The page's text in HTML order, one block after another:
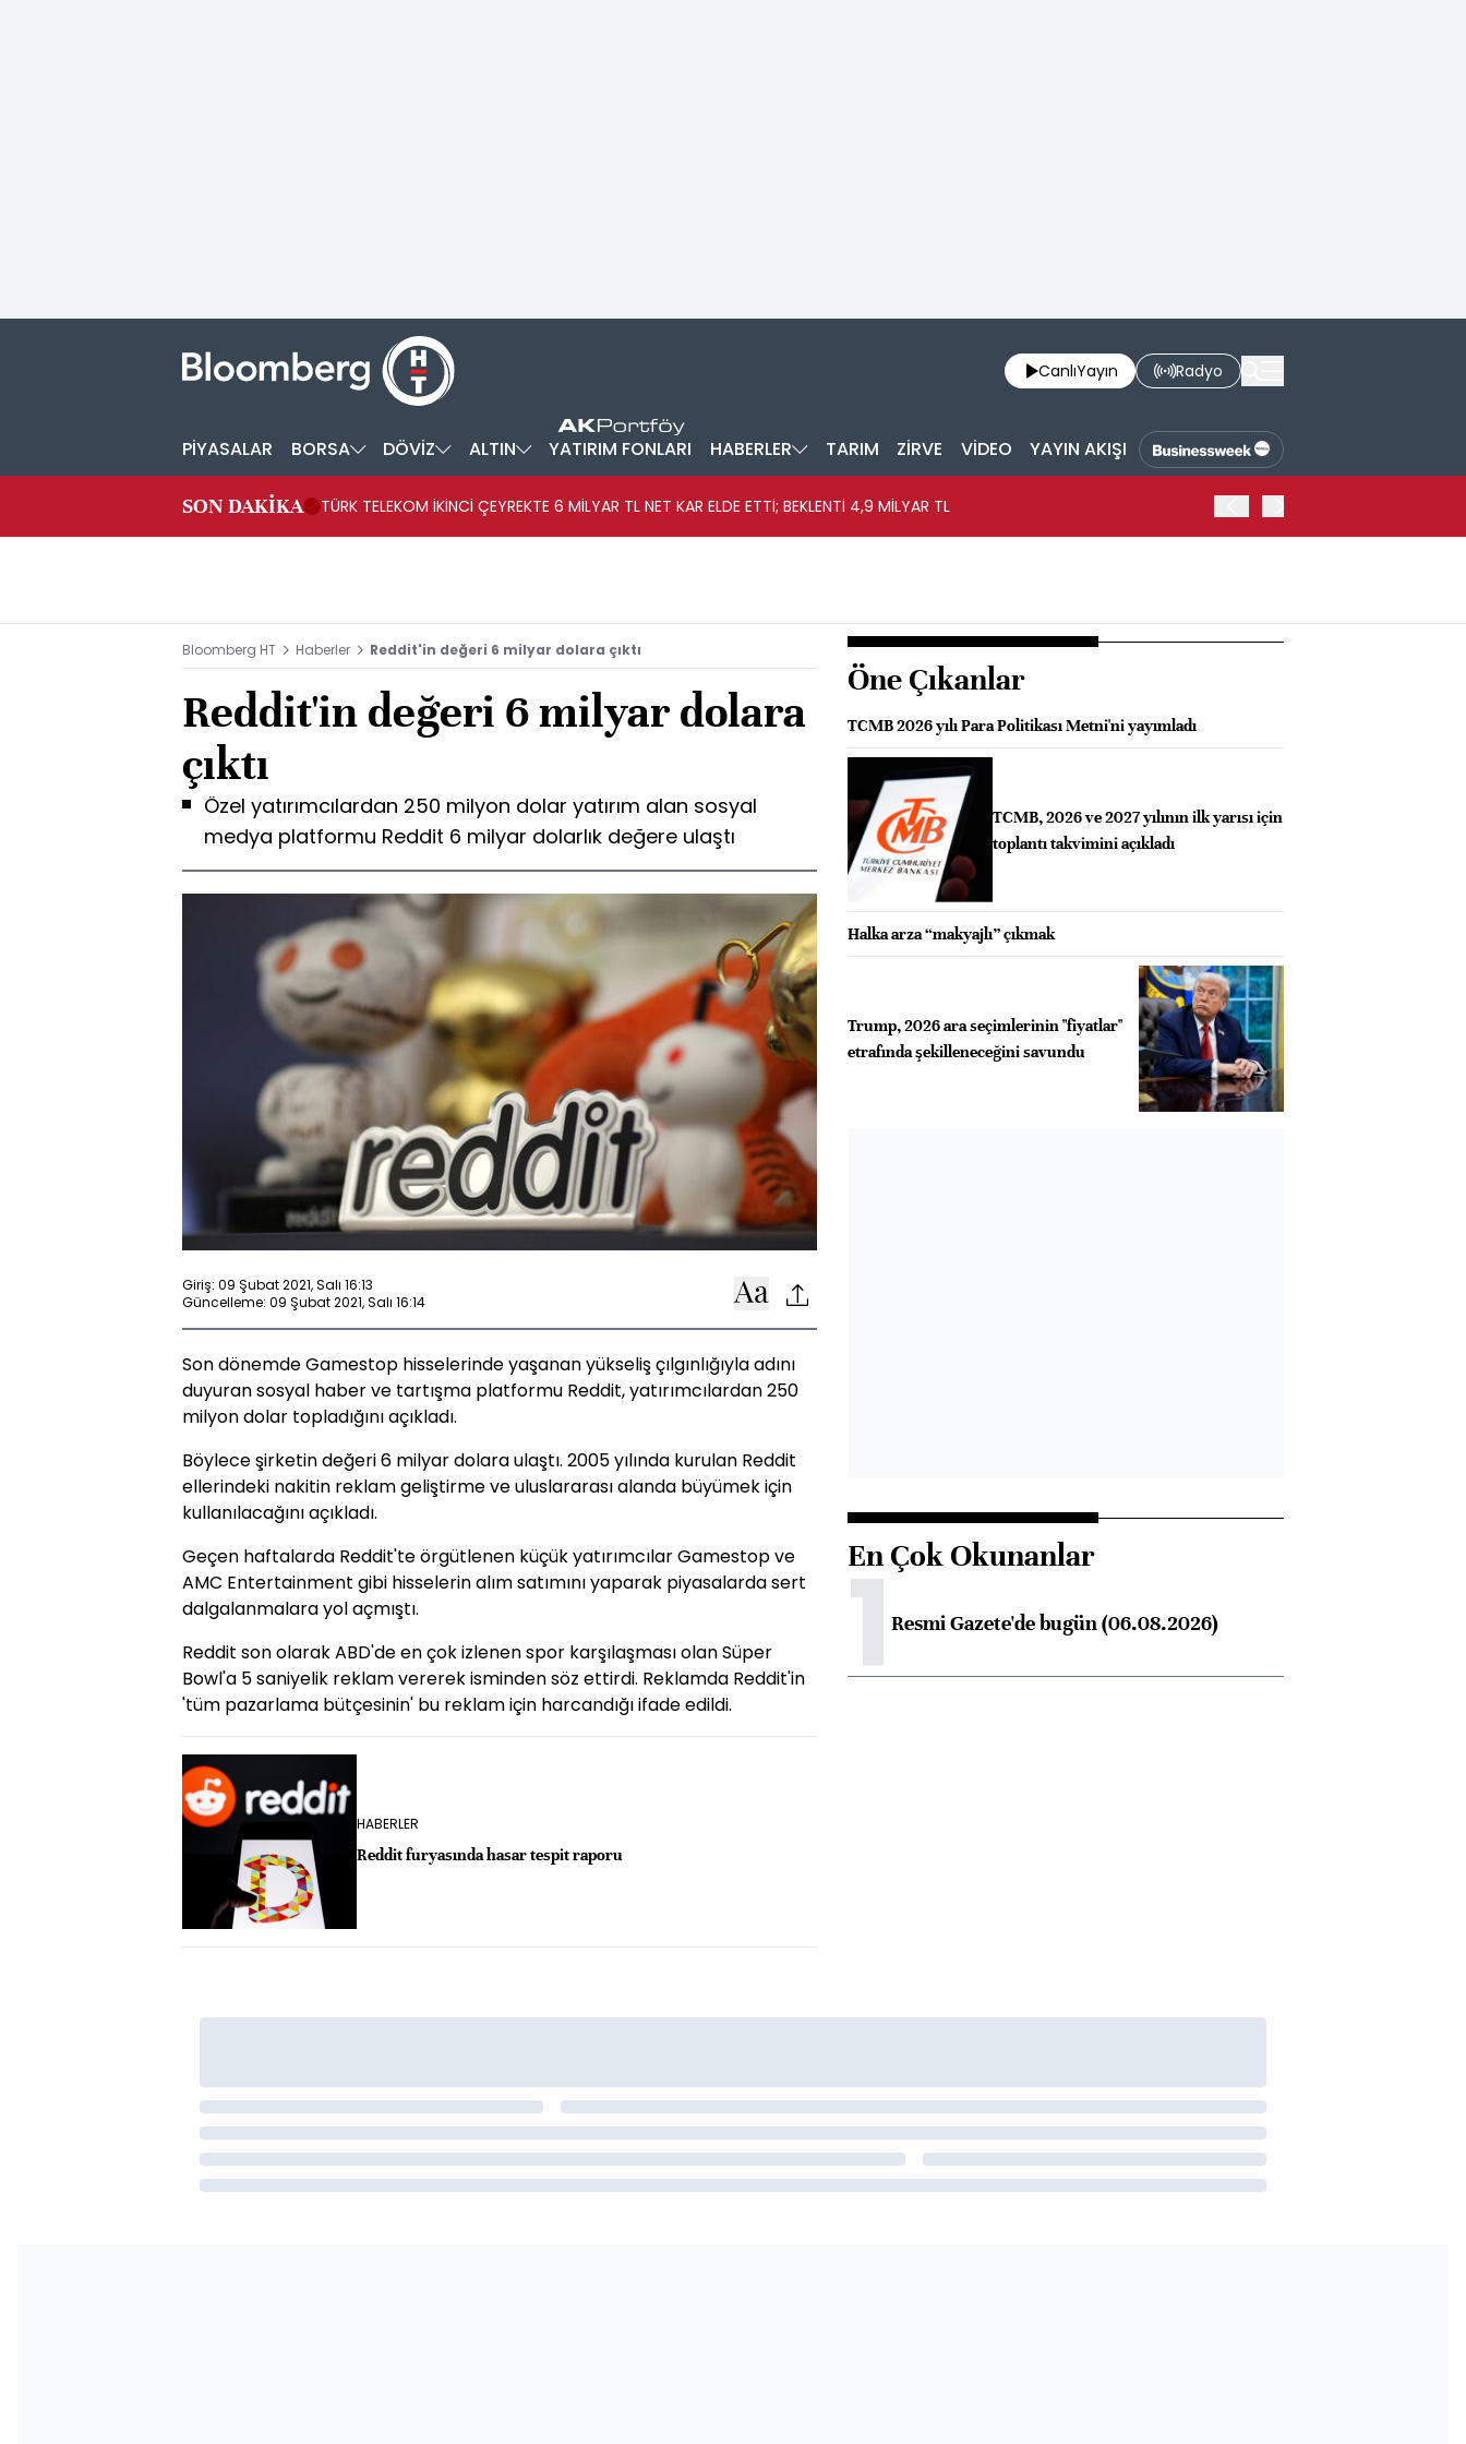
CanlıYayın Radyo
PİYASALAR BORSA DÖVİZ ALTIN YATIRIM FONLARI HABERLER TARIM ZİRVE VİDEO YAYIN AKIŞI
SON DAKİKA TÜRK TELEKOM İKİNCİ ÇEYREKTE 6 MİLYAR TL NET KAR ELDE ETTİ; BEKLENTİ 4,9 MİLYAR TL
Bloomberg HT Haberler Reddit'in değeri 6 milyar dolara çıktı
Reddit'in değeri 6 milyar dolara
çıktı
Özel yatırımcılardan 250 milyon dolar yatırım alan sosyal
medya platformu Reddit 6 milyar dolarlık değere ulaştı
Giriş: 09 Şubat 2021, Salı 16:13
Güncelleme: 09 Şubat 2021, Salı 16:14
Son dönemde Gamestop hisselerinde yaşanan yükseliş çılgınlığıyla adını
duyuran sosyal haber ve tartışma platformu Reddit, yatırımcılardan 250
milyon dolar topladığını açıkladı.
Böylece şirketin değeri 6 milyar dolara ulaştı. 2005 yılında kurulan Reddit
ellerindeki nakitin reklam geliştirme ve uluslararası alanda büyümek için
kullanılacağını açıkladı.
Geçen haftalarda Reddit'te örgütlenen küçük yatırımcılar Gamestop ve
AMC Entertainment gibi hisselerin alım satımını yaparak piyasalarda sert
dalgalanmalara yol açmıştı.
Reddit son olarak ABD'de en çok izlenen spor karşılaşması olan Süper
Bowl'a 5 saniyelik reklam vererek isminden söz ettirdi. Reklamda Reddit'in
'tüm pazarlama bütçesinin' bu reklam için harcandığı ifade edildi.
HABERLER
Reddit furyasında hasar tespit raporu
Öne Çıkanlar
TCMB 2026 yılı Para Politikası Metni'ni yayımladı
TCMB, 2026 ve 2027 yılının ilk yarısı için
toplantı takvimini açıkladı
Halka arza “makyajlı” çıkmak
Trump, 2026 ara seçimlerinin "fiyatlar"
etrafında şekilleneceğini savundu
En Çok Okunanlar
1Resmi Gazete'de bugün (06.08.2026)